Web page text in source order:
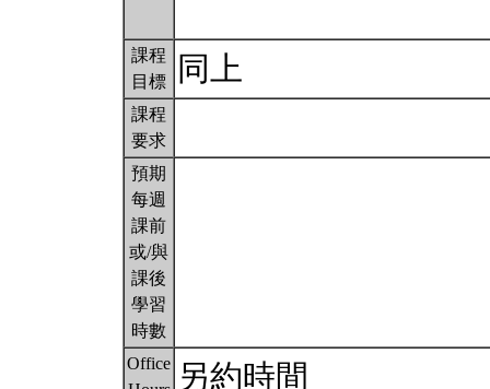
課程
目標
同上
課程
要求
預期
每週
課前
或/與
課後
學習
時數
Office 另約時間